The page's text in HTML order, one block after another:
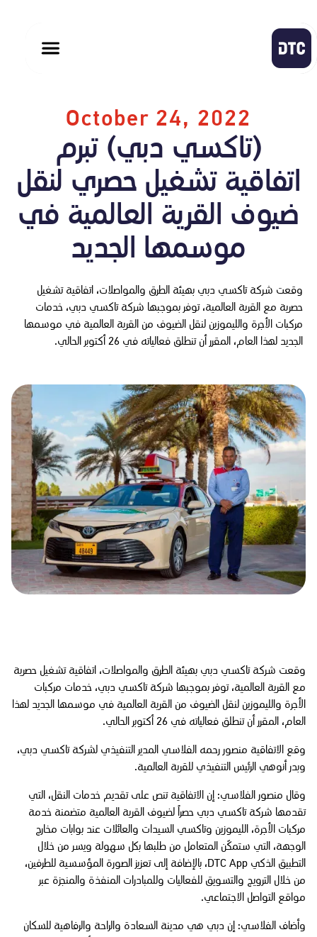
October 24, 2022
(تاكسي دبي) تبرم
اتفاقية تشغيل حصري لنقل
ضيوف القرية العالمية في
موسمها الجديد
وقعت شركة تاكسي دبي بهيئة الطرق والمواصلات، اتفاقية تشغيل
حصرية مع القرية العالمية، توفر بموجبها شركة تاكسي دبي، خدمات
مركبات الأجرة والليموزين لنقل الضيوف من القرية العالمية في موسمها
الجديد لهذا العام، المقرر أن تنطلق فعالياته في 26 أكتوبر الحالي.
وقعت شركة تاكسي دبي بهيئة الطرق والمواصلات، اتفاقية تشغيل حصرية
مع القرية العالمية، توفر بموجبها شركة تاكسي دبي، خدمات مركبات
الأجرة والليموزين لنقل الضيوف من القرية العالمية في موسمها الجديد لهذا
العام، المقرر أن تنطلق فعالياته في 26 أكتوبر الحالي.
وقع الاتفاقية منصور رحمه الفلاسي المدير التنفيذي لشركة تاكسي دبي،
وبدر أنوهي الرئيس التنفيذي للقرية العالمية.
وقال منصور الفلاسي: إن الاتفاقية تنص على تقديم خدمات النقل، التي
تقدمها شركة تاكسي دبي حصراً لضيوف القرية العالمية متضمنة خدمة
مركبات الأجرة، الليموزين وتاكسي السيدات والعائلات عند بوابات مخارج
الوجهة، التي ستمكّن المتعامل من طلبها بكل سهولة ويسر من خلال
التطبيق الذكي DTC App، بالإضافة إلى تعزيز الصورة المؤسسية للطرفين،
من خلال الترويج والتسويق للفعاليات وللمبادرات المنفذة والمنجزة عبر
مواقع التواصل الاجتماعي.
وأضاف الفلاسي: إن دبي هي مدينة السعادة والراحة والرفاهية للسكان